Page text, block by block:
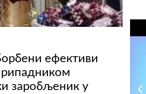
ефективи
заробљеник у